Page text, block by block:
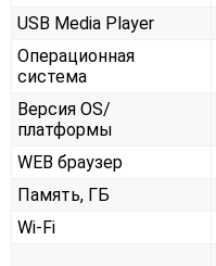
USB Media Player
Операционная
система
Версия OS/
платформы
WEB браузер
Память, ГБ
Wi-Fi